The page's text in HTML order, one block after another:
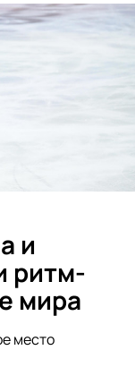
и
ритм-
мира
место